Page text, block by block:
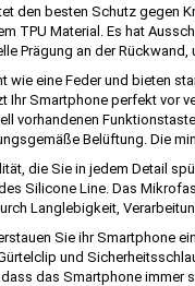
den besten Schutz gegen
TPU Material. Es hat
Prägung an der
wie eine Feder und bieten
Ihr Smartphone perfekt vor
vorhandenen
Belüftung. Die
die Sie in jedem Detail
Silicone Line. Das
Langlebigkeit,
Sie ihr Smartphone
und
das Smartphone